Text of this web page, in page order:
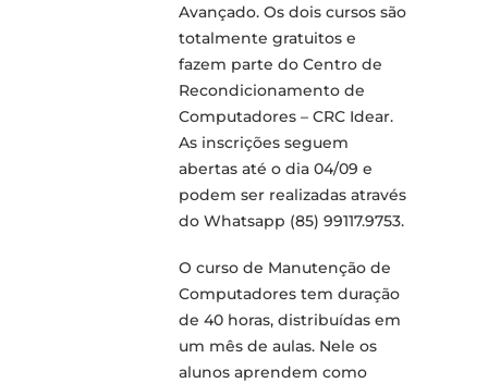
Avançado. Os dois cursos são
totalmente gratuitos e
fazem parte do Centro de
Recondicionamento de
Computadores – CRC Idear.
As inscrições seguem
abertas até o dia 04/09 e
podem ser realizadas através
do Whatsapp (85) 99117.9753.
O curso de Manutenção de
Computadores tem duração
de 40 horas, distribuídas em
um mês de aulas. Nele os
alunos aprendem como